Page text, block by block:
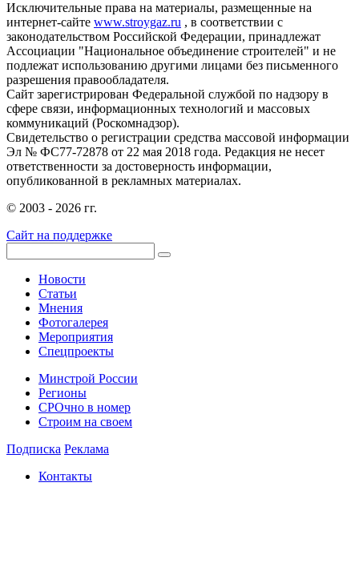
Исключительные права на материалы, размещенные на
интернет-сайте www.stroygaz.ru , в соответствии с
законодательством Российской Федерации, принадлежат
Ассоциации "Национальное объединение строителей" и не
подлежат использованию другими лицами без письменного
разрешения правообладателя.
Сайт зарегистрирован Федеральной службой по надзору в
сфере связи, информационных технологий и массовых
коммуникаций (Роскомнадзор).
Свидетельство о регистрации средства массовой информации
Эл № ФС77-72878 от 22 мая 2018 года. Редакция не несет
ответственности за достоверность информации,
опубликованной в рекламных материалах.
© 2003 - 2026 гг.
Сайт на поддержке
Новости
Статьи
Мнения
Фотогалерея
Мероприятия
Спецпроекты
Минстрой России
Регионы
СРОчно в номер
Строим на своем
Подписка Реклама
Контакты